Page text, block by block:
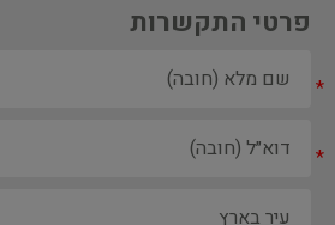
פרטי התקשרות
*
*